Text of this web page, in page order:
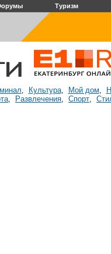
Туризм
, Культура, Мой дом,
, Развлечения, Спорт,